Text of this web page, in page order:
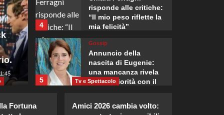
ma l’esistenza di
con o
4
risponde alle critiche:
“Il mio peso riflette la
mia felicità”
5
Gossip
Annuncio della
nascita di Eugenie:
una mancanza rivela
le sue priorità con il
Chiara Ferragni:
Fortuna
Tv e Spettacolo
Amici 2026 cambia volto: